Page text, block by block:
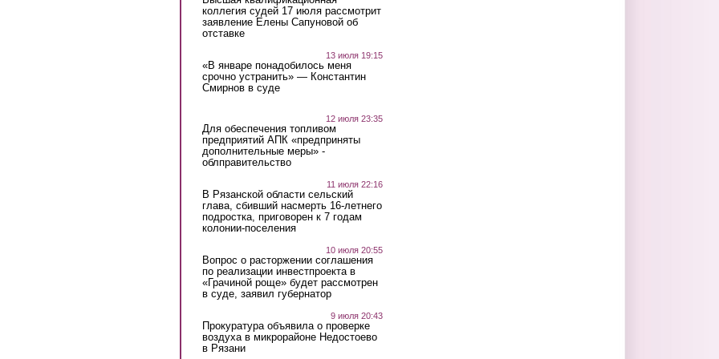
коллегия судей 17 июля рассмотрит
заявление Елены Сапуновой об
отставке
13 июля 19:15
«В январе понадобилось меня
срочно устранить» — Константин
Смирнов в суде
12 июля 23:35
Для обеспечения топливом
предприятий АПК «предприняты
дополнительные меры» -
облправительство
11 июля 22:16
В Рязанской области сельский
глава, сбивший насмерть 16-летнего
подростка, приговорен к 7 годам
колонии-поселения
10 июля 20:55
Вопрос о расторжении соглашения
по реализации инвестпроекта в
«Грачиной роще» будет рассмотрен
в суде, заявил губернатор
9 июля 20:43
Прокуратура объявила о проверке
воздуха в микрорайоне Недостоево
в Рязани